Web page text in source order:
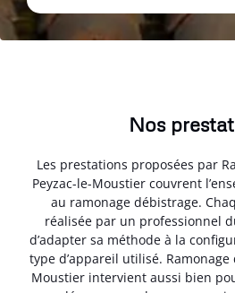
Nos
Les prestations proposées par
Peyzac-le-Moustier couvrent
au ramonage débistrage.
réalisée par un professionnel
d’adapter sa méthode à la
type d’appareil utilisé. Ramonage
Moustier intervient aussi bien